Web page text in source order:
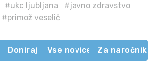
#ukc ljubljana
#javno zdravstvo
#primož veselič
Doniraj Vse novice Za naročnike